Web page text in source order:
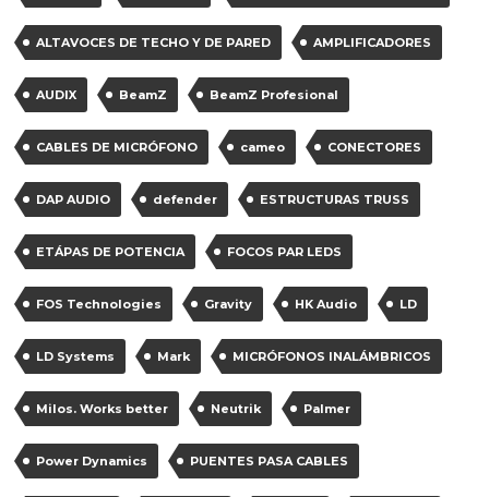
ALTAVOCES DE TECHO Y DE PARED AMPLIFICADORES
AUDIX BeamZ BeamZ Profesional
CABLES DE MICRÓFONO cameo CONECTORES
DAP AUDIO defender ESTRUCTURAS TRUSS
ETÁPAS DE POTENCIA FOCOS PAR LEDS
FOS Technologies Gravity HK Audio LD
LD Systems Mark MICRÓFONOS INALÁMBRICOS
Milos. Works better Neutrik Palmer
Power Dynamics PUENTES PASA CABLES